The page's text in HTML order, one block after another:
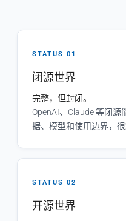
STATUS 01
闭源世界
完整，但封闭。
OpenAI、Claude 等闭
据、模型和使用边界，
STATUS 02
开源世界